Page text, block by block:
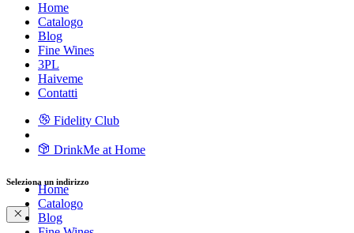
Home
Catalogo
Blog
Fine Wines
3PL
Haiveme
Contatti
Fidelity Club
DrinkMe at Home
Home
Catalogo
Blog
Seleziona un indirizzo